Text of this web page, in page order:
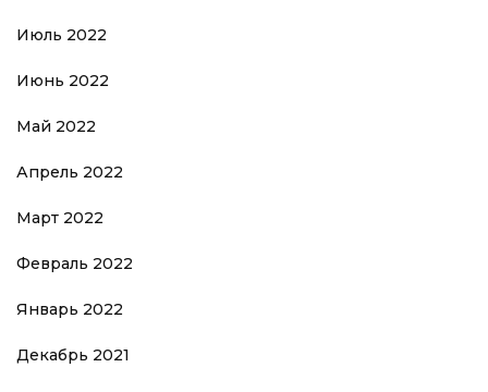
Июль 2022
Июнь 2022
Май 2022
Апрель 2022
Март 2022
Февраль 2022
Январь 2022
Декабрь 2021